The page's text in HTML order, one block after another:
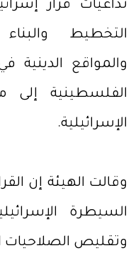
تداعيات قرار
التخطيط
والمواقع الدينية
الفلسطينية إلى
الإسرائيلية.
وقالت الهيئة إن
السيطرة
وتقليص الصلاحيات